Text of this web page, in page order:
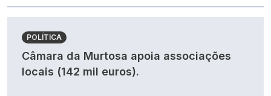
POLÍTICA
Câmara da Murtosa apoia associações
locais (142 mil euros).